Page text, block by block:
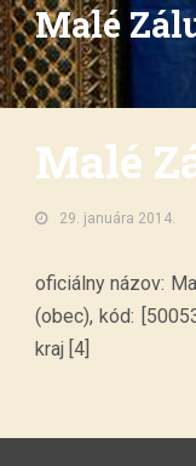
Malé
Malé
29. januára 2014.
oficiálny názov:
(obec), kód:
kraj [4]